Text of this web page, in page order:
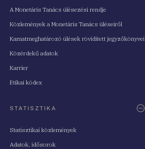
A Monetáris Tanács ülésezési rendje
Közlemények a Monetáris Tanács üléseiről
Kamatmeghatározó ülések rövidített jegyzőkönyvei
Közérdekű adatok
Karrier
Etikai kódex
STATISZTIKA
Statisztikai közlemények
Adatok, idősorok